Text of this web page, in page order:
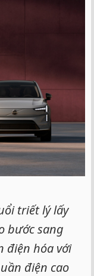
triết lý lấy
bước sang
điện hóa với
điện cao